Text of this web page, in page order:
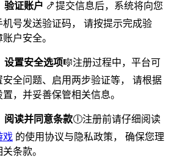
验证账户 🍤提交信息后，系统将向您
机号发送验证码， 请按提示完成验
户安全。
设置安全选项🎼️注册过程中，平台可
安全问题、启用两步验证等， 请根据
，并妥善保管相关信息。
阅读并同意条款🕕注册前请仔细阅读
戏 的使用协议与隐私政策， 确保您理
条款。